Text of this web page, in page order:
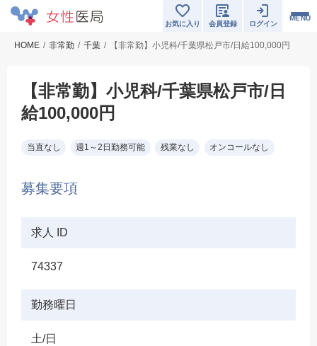
MENU
お気に入り 会員登録 ログイン
HOME 非常勤 千葉 【非常勤】小児科/千葉県松戸市/日給100,000円
【非常勤】小児科/千葉県松戸市/日
給100,000円
当直なし 週1～2日勤務可能 残業なし オンコールなし
募集要項
求人 ID
74337
勤務曜日
土/日